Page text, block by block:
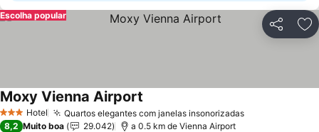
Partilhar
Escolha popular
3 EstrelasHotel Quartos elegantes com janelas insonorizadas
Moxy Vienna Airport
8,2 Muito boa 29.042 a 0.5 km de Vienna Airport